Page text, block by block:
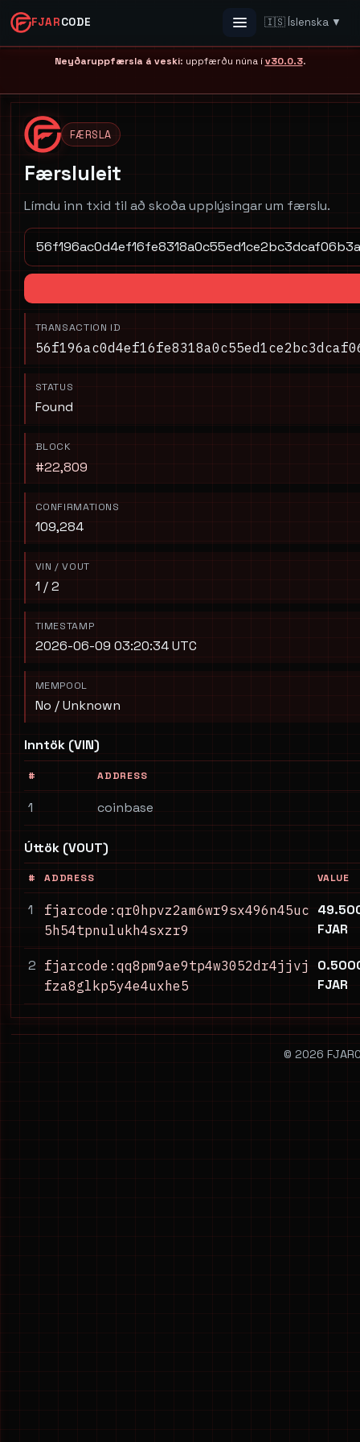
FJARCODE Menu 🇮🇸 Íslenska ▼
Neyðaruppfærsla á veski: uppfærðu núna ív30.0.3.
FÆRSLA
Færsluleit
Límdu inn txid til að skoða upplýsingar um færslu.
TRANSACTION ID
STATUS
Found
BLOCK
#22,809
CONFIRMATIONS
109,284
VIN / VOUT
1 / 2
TIMESTAMP
2026-06-09 03:20:34 UTC
MEMPOOL
No / Unknown
Inntök (VIN)
# ADDRESS
1 coinbase
Úttök (VOUT)
# ADDRESS VALUE
1
fjarcode:qr0hpvz2am6wr9sx496n45uc
5h54tpnulukh4sxzr9
FJAR
2 fjarcode:qq8pm9ae9tp4w3052dr4jjvj
fza8glkp5y4e4uxhe5
FJAR
© 2026